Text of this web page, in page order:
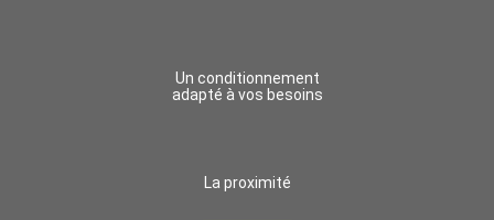
Un conditionnement
adapté à vos besoins
La proximité